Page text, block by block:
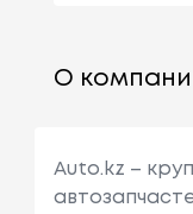
О
Auto.kz –